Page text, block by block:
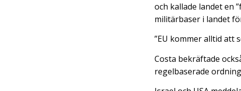
och kallade landet en
militärbaser i landet
”EU kommer alltid att
Costa bekräftade
regelbaserade